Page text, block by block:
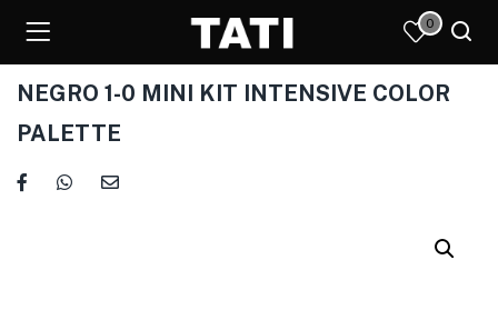
0
NEGRO 1-0 MINI KIT INTENSIVE COLOR
PALETTE